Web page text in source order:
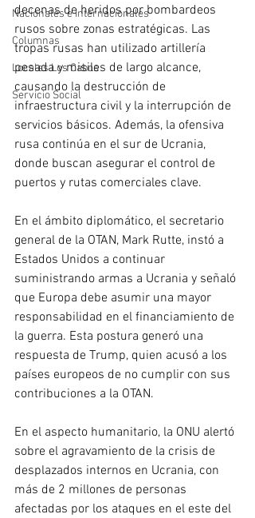
Nacionales e Internacionales
Columnas
Locales Los Cabos
Servicio Social
decenas de heridos por bombardeos
rusos sobre zonas estratégicas. Las
tropas rusas han utilizado artillería
pesada y misiles de largo alcance,
causando la destrucción de
infraestructura civil y la interrupción de
servicios básicos. Además, la ofensiva
rusa continúa en el sur de Ucrania,
donde buscan asegurar el control de
puertos y rutas comerciales clave.
En el ámbito diplomático, el secretario
general de la OTAN, Mark Rutte, instó a
Estados Unidos a continuar
suministrando armas a Ucrania y señaló
que Europa debe asumir una mayor
responsabilidad en el financiamiento de
la guerra. Esta postura generó una
respuesta de Trump, quien acusó a los
países europeos de no cumplir con sus
contribuciones a la OTAN.
En el aspecto humanitario, la ONU alertó
sobre el agravamiento de la crisis de
desplazados internos en Ucrania, con
más de 2 millones de personas
afectadas por los ataques en el este del